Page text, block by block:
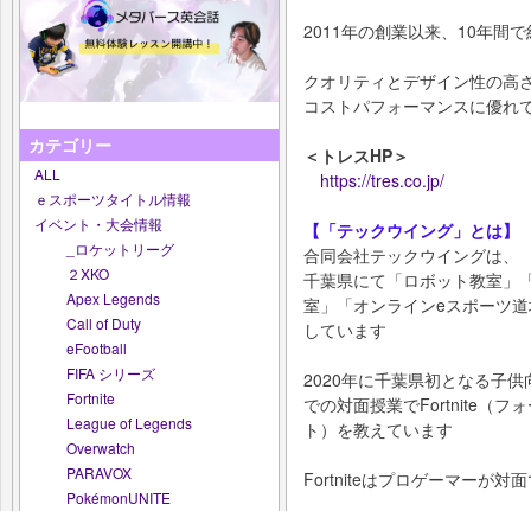
カテゴリー
ALL
ｅスポーツタイトル情報
イベント・大会情報
_ロケットリーグ
２XKO
Apex Legends
Call of Duty
eFootball
FIFA シリーズ
Fortnite
League of Legends
Overwatch
PARAVOX
PokémonUNITE
2011年の創業以来、10年間
クオリティとデザイン性の高
コストパフォーマンスに優れ
＜トレスHP＞
https://tres.co.jp/
【「テックウイング」とは】
合同会社テックウイングは、
千葉県にて「ロボット教室」
室」「オンラインeスポーツ
しています
2020年に千葉県初となる子
での対面授業でFortnite（フ
ト）を教えています
Fortniteはプロゲーマーが対